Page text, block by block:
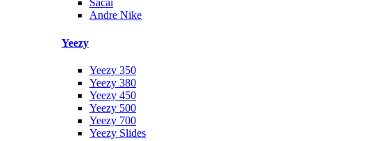
Sacai
Andre Nike
Yeezy
Yeezy 350
Yeezy 380
Yeezy 450
Yeezy 500
Yeezy 700
Yeezy Slides